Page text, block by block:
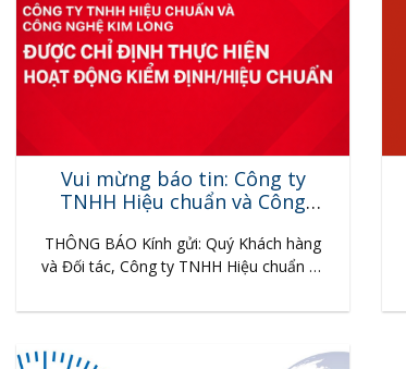
Vui mừng báo tin: Công ty
TNHH Hiệu chuẩn và Công
thực hiện hoạt động kiểm
định/hiệu chuẩn
THÔNG BÁO Kính gửi: Quý Khách hàng
và Đối tác, Công ty TNHH Hiệu chuẩn và
báo: Phòng Kỹ thuật của chúng tôi đã
lượng Quốc gia – Bộ Khoa học và Công